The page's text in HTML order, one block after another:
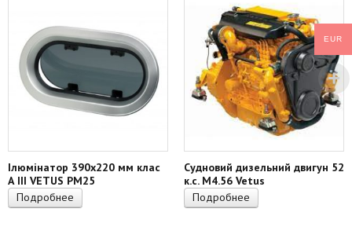
Ілюмінатор 390х220 мм клас
А III VETUS PM25
Подробнее
Судновий дизельний двигун 52
к.с. M4.56 Vetus
Подробнее
EUR